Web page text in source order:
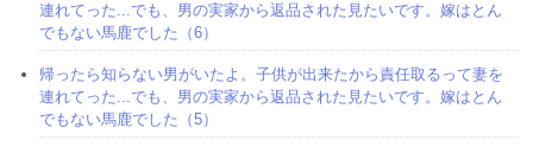
連れてった...でも、男の実家から返品された見たいです。嫁はとん
でもない馬鹿でした（6）
帰ったら知らない男がいたよ。子供が出来たから責任取るって妻を
連れてった...でも、男の実家から返品された見たいです。嫁はとん
でもない馬鹿でした（5）